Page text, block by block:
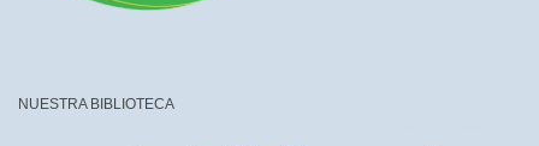
NUESTRA BIBLIOTECA